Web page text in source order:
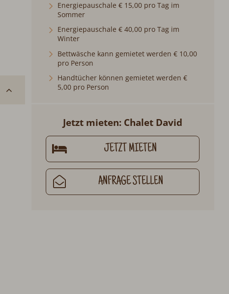
Energiepauschale € 15,00 pro Tag im
Sommer
Energiepauschale € 40,00 pro Tag im
Winter
Bettwäsche kann gemietet werden € 10,00
pro Person
Handtücher können gemietet werden €
5,00 pro Person
Jetzt mieten: Chalet David
JETZT MIETEN
ANFRAGE STELLEN